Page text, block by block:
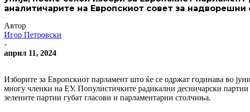
аналитичарите на Европскиот совет за
Автор
Игор Петровски
-
април 11, 2024
Изборите за Европскиот парламент што ќе се одржат годинава во
многу членки на ЕУ. Популистичките радикални десничарски
зелените партии губат гласови и парламентарни столчиња.